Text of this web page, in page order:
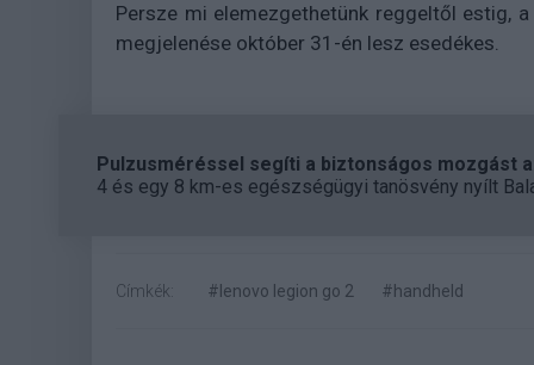
Persze mi elemezgethetünk reggeltől estig,
megjelenése október 31-én lesz esedékes.
Pulzusméréssel segíti a biztonságos mozgást
4 és egy 8 km-es egészségügyi tanösvény nyílt
Címkék: #lenovo legion go 2 #handheld